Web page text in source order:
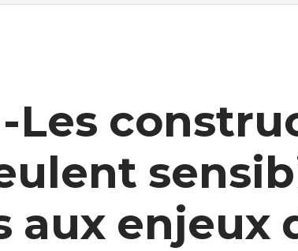
Les
aux enjeux